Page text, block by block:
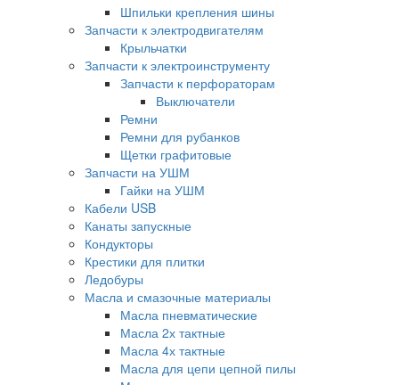
Шпильки крепления шины
Запчасти к электродвигателям
Крыльчатки
Запчасти к электроинструменту
Запчасти к перфораторам
Выключатели
Ремни
Ремни для рубанков
Щетки графитовые
Запчасти на УШМ
Гайки на УШМ
Кабели USB
Канаты запускные
Кондукторы
Крестики для плитки
Ледобуры
Масла и смазочные материалы
Масла пневматические
Масла 2х тактные
Масла 4х тактные
Масла для цепи цепной пилы